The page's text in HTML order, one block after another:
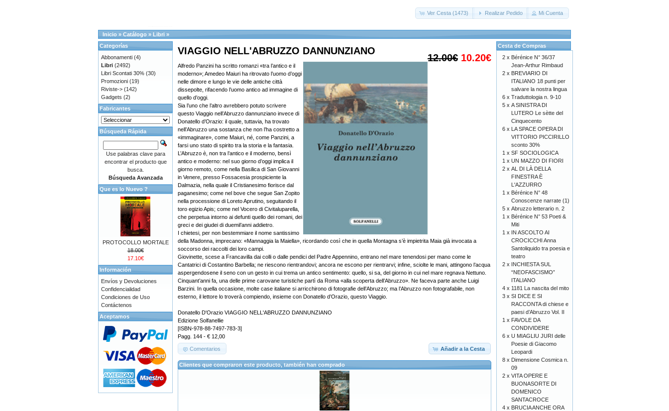
Ver Cesta (1473) Realizar Pedido Mi Cuenta
Inicio » Catálogo » Libri »
12.00€ 10.20€
VIAGGIO NELL'ABRUZZO DANNUNZIANO
Alfredo Panzini ha scritto romanzi «tra l’antico e il
moderno»; Amedeo Maiuri ha ritrovato l’uomo d’oggi
nelle dimore e lungo le vie delle antiche città
dissepolte, rifacendo l’uomo antico ad immagine di
quello d’oggi.
Sia l’uno che l’altro avrebbero potuto scrivere
questo Viaggio nell’Abruzzo dannunziano invece di
Donatello d’Orazio: il quale, tuttavia, ha trovato
nell’Abruzzo una sostanza che non l’ha costretto a
«immaginare», come Maiuri, né, come Panzini, a
farsi uno stato di spirito tra la storia e la fantasia.
L’Abruzzo è, non tra l’antico e il moderno, bensì
antico e moderno: nel suo giorno d’oggi implica il
giorno remoto, come nella Basilica di San Giovanni
in Venere, presso Fossacesia prospiciente la
Dalmazia, nella quale il Cristianesimo fiorisce dal
paganesimo; come nel bove che segue San Zopito
nella processione di Loreto Aprutino, seguitando il
toro egizio Apis; come nel Vocero di Civitaluparella,
che perpetua intorno ai defunti quello dei romani, dei
greci e dei giudei di duemil’anni addietro.
I chietesi, per non bestemmiare il nome santissimo
della Madonna, imprecano: «Mannaggia la Maiella», ricordando così che in quella Montagna s’è impietrita Maia già invocata a
soccorso dei raccolti dei loro campi.
Giovinette, scese a Francavilla dai colli o dalle pendici del Padre Appennino, entrano nel mare tenendosi per mano come le
Cantatrici di Costantino Barbella; ne riescono rientrandovi; ancora ne escono per rientrarvi; infine, sciolte le mani, attingono l’acqua
aspergendosene il seno con un gesto in cui trema un antico sentimento: quello, si sa, del giorno in cui nel mare regnava Nettuno.
Cinquant’anni fa, una delle prime carovane turistiche partì da Roma «alla scoperta dell’Abruzzo». Ne faceva parte anche Luigi
Barzini. In quella occasione, molte case italiane si arricchirono di fotografie dell’Abruzzo; ma l’Abruzzo non fotografabile, non
esterno, il lettore lo troverà compiendo, insieme con Donatello d’Orazio, questo Viaggio.
Donatello D'Orazio VIAGGIO NELL'ABRUZZO DANNUNZIANO
Edizione Solfanellie
[ISBN-978-88-7497-783-3]
Pagg. 144 - € 12,00
Añadir a la Cesta
Comentarios
Clientes que compraron este producto, también han comprado
Categorías
Abbonamenti (4)
Libri (2492)
Libri Scontati 30% (30)
Promozioni (19)
Riviste-> (142)
Gadgets (2)
Fabricantes
Búsqueda Rápida
Use palabras clave para
encontrar el producto que
busca.
Búsqueda Avanzada
Que es lo Nuevo ?
PROTOCOLLO MORTALE
18.00€
17.10€
Información
Envíos y Devoluciones
Confidencialidad
Condiciones de Uso
Contáctenos
Aceptamos
Cesta de Compras
2 x Bérénice N° 36/37
Jean-Arthur Rimbaud
2 x BREVIARIO DI
ITALIANO 18 punti per
salvare la nostra lingua
6 x Traduttologia n. 9-10
5 x A SINISTRA DI
LUTERO Le sètte del
Cinquecento
6 x LA SPACE OPERA DI
VITTORIO PICCIRILLO
sconto 30%
1 x SF SOCIOLOGICA
1 x UN MAZZO DI FIORI
2 x AL DI LÀ DELLA
FINESTRA È
L'AZZURRO
1 x Bérénice N° 48
Conoscenze narrate (1)
5 x Abruzzo letterario n. 2
1 x Bérénice N° 53 Poeti &
Miti
1 x IN ASCOLTO AI
CROCICCHI Anna
Santoliquido tra poesia e
teatro
2 x INCHIESTA SUL
“NEOFASCISMO”
ITALIANO
4 x 1181 La nascita del mito
3 x SI DICE E SI
RACCONTA di chiese e
paesi d’Abruzzo Vol. II
1 x FAVOLE DA
CONDIVIDERE
6 x U MIAGLIU JURI delle
Poesie di Giacomo
Leopardi
8 x Dimensione Cosmica n.
09
2 x VITA OPERE E
BUONASORTE DI
DOMENICO
SANTACROCE
4 x BRUCIA ANCHE ORA